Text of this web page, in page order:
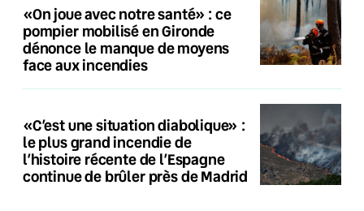
«On joue avec notre santé» : ce
pompier mobilisé en Gironde
dénonce le manque de moyens
face aux incendies
«C’est une situation diabolique» :
le plus grand incendie de
l’histoire récente de l’Espagne
continue de brûler près de Madrid